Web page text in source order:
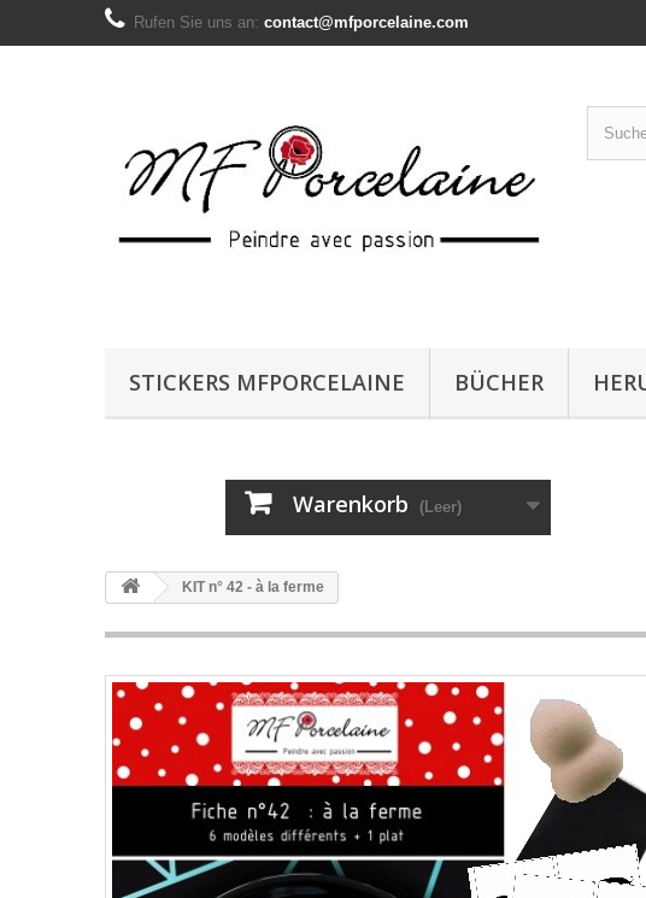
Rufen Sie uns an: contact@mfporcelaine.com
STICKERS MFPORCELAINE BÜCHER
Warenkorb (Leer)
KIT n° 42 - à la ferme